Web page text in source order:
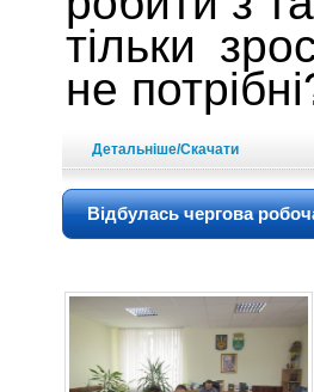
тільки
не
Детальніше/Скачати
Відбулась чергова